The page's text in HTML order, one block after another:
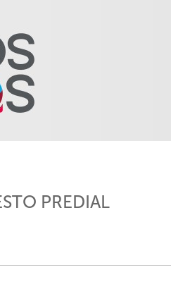
PREDIAL